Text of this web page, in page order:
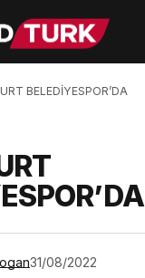
BELEDİYESPOR’DA
31/08/2022